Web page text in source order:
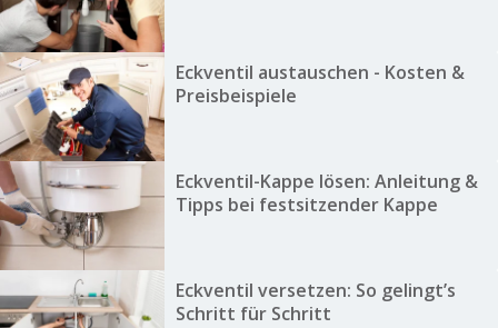
Eckventil austauschen - Kosten &
Preisbeispiele
Eckventil-Kappe lösen: Anleitung &
Tipps bei festsitzender Kappe
Eckventil versetzen: So gelingt’s
Schritt für Schritt